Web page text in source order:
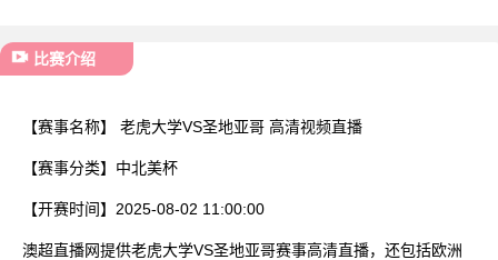
比赛介绍
【赛事名称】 老虎大学VS圣地亚哥 高清视频直播
【赛事分类】 中北美杯
【开赛时间】 2025-08-02 11:00:00
澳超直播网提供老虎大学VS圣地亚哥赛事高清直播，还包括欧洲